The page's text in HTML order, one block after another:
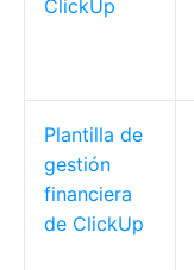
ClickUp
Plantilla de
gestión
financiera
de ClickUp